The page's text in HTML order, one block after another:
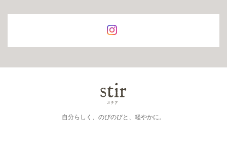
自分らしく、のびのびと、軽やかに。